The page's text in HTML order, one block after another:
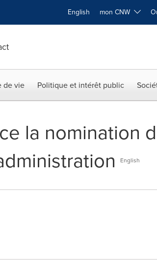
English mon CNW
de vie Politique et intérêt public
la nomination
English